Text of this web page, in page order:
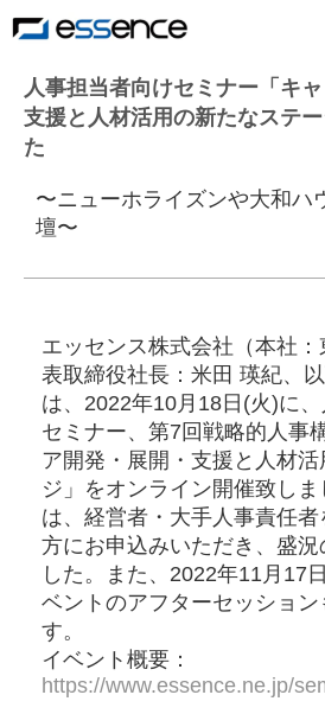
サービス紹介
ニュース＆トピッ
人事担当者向けセミナー「キ
支援と人材活用の新たなステ
た
〜ニューホライズンや大和ハ
壇〜
エッセンス株式会社（本社
表取締役社長：⽶⽥ 瑛紀​​、以
は、2022年10月18日(火)に
セミナー、第7回戦略的人事
ア開発・展開・支援と人材
ジ」をオンライン開催致し
は、経営者・大手人事責任
方にお申込みいただき、盛況
した。また、2022年11月17
ベントのアフターセッション
す。
イベント概要：
https://www.essence.ne.jp/